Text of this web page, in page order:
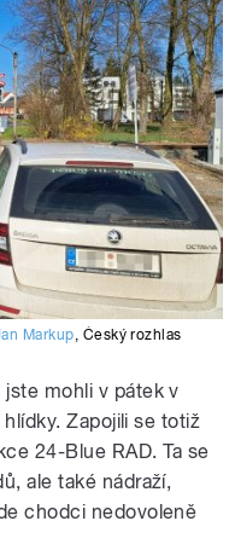
Markup, Český rozhlas
mohli v pátek v
Zapojili se totiž
24-Blue RAD. Ta se
ale také nádraží,
chodci nedovoleně